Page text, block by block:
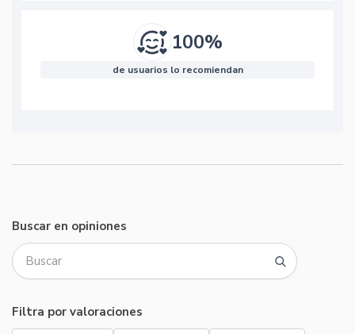
100%
de usuarios lo recomiendan
Buscar en opiniones
Filtra por valoraciones